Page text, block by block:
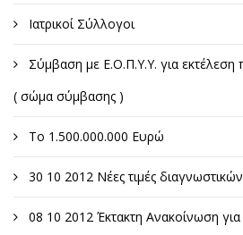
Ιατρικοί Σύλλογοι
Σύμβαση με Ε.Ο.Π.Υ.Υ. για εκτέλεση
( σώμα σύμβασης )
Το 1.500.000.000 Ευρώ
30 10 2012 Νέες τιμές
08 10 2012 Έκτακτη Ανακοίνωση